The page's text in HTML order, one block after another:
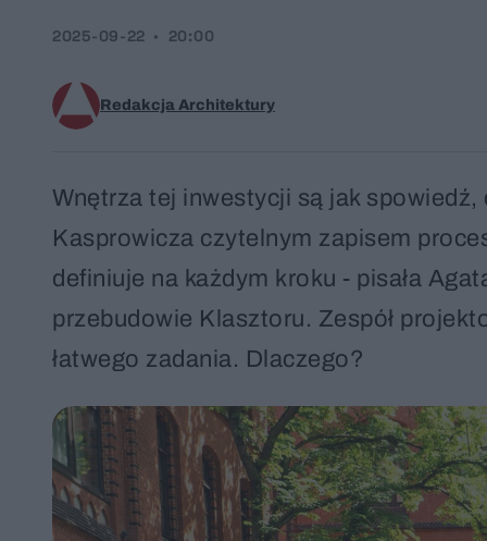
Redakcja Architektury
2025-09-22 20:00
Wnętrza tej inwestycji są jak
Kasprowicza czytelnym zapisem
definiuje na każdym kroku - pisała
przebudowie Klasztoru. Zespół
łatwego zadania. Dlaczego?